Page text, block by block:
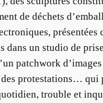
de déchets
présentées
dans un studio de
patchwork
des protestations… qui
trouble et